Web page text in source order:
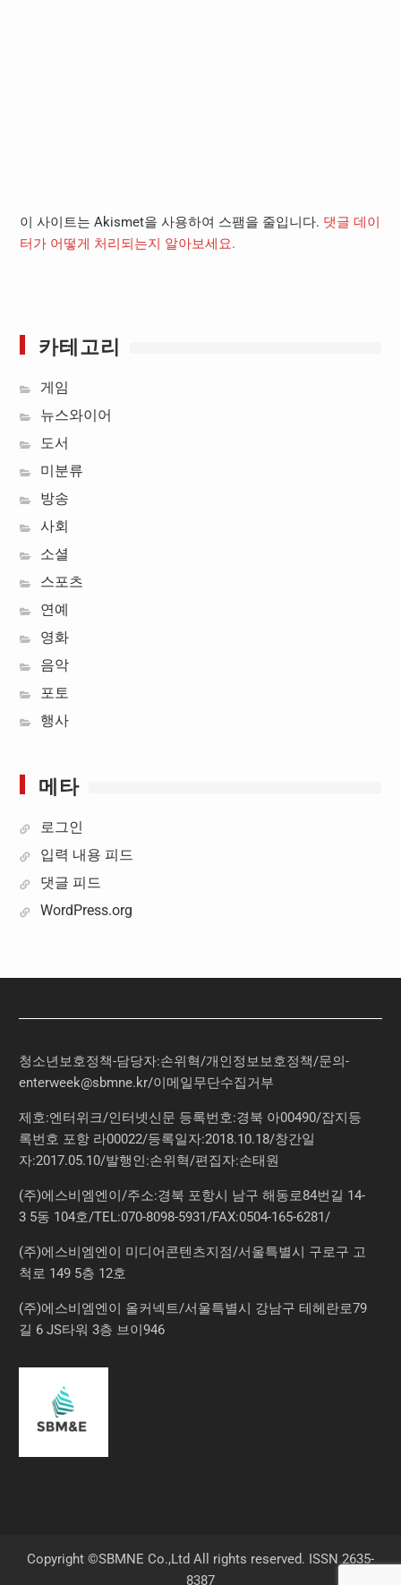
이 사이트는 Akismet을 사용하여 스팸을 줄입니다. 댓글 데이
터가 어떻게 처리되는지 알아보세요.
카테고리
게임
뉴스와이어
도서
미분류
방송
사회
소셜
스포츠
연예
영화
음악
포토
행사
메타
로그인
입력 내용 피드
댓글 피드
WordPress.org
청소년보호정책-담당자:손위혁/개인정보보호정책/문의-
enterweek@sbmne.kr/이메일무단수집거부
제호:엔터위크/인터넷신문 등록번호:경북 아00490/잡지등
록번호 포항 라00022/등록일자:2018.10.18/창간일
자:2017.05.10/발행인:손위혁/편집자:손태원
(주)에스비엠엔이/주소:경북 포항시 남구 해동로84번길 14-
3 5동 104호/TEL:070-8098-5931/FAX:0504-165-6281/
(주)에스비엠엔이 미디어콘텐츠지점/서울특별시 구로구 고
척로 149 5층 12호
(주)에스비엠엔이 올커넥트/서울특별시 강남구 테헤란로79
길 6 JS타워 3층 브이946
Copyright ©SBMNE Co.,Ltd All rights reserved. ISSN 2635-
8387